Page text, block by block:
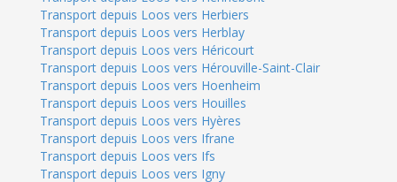
Transport depuis Loos vers Herbiers
Transport depuis Loos vers Herblay
Transport depuis Loos vers Héricourt
Transport depuis Loos vers Hérouville-Saint-Clair
Transport depuis Loos vers Hoenheim
Transport depuis Loos vers Houilles
Transport depuis Loos vers Hyères
Transport depuis Loos vers Ifrane
Transport depuis Loos vers Ifs
Transport depuis Loos vers Igny